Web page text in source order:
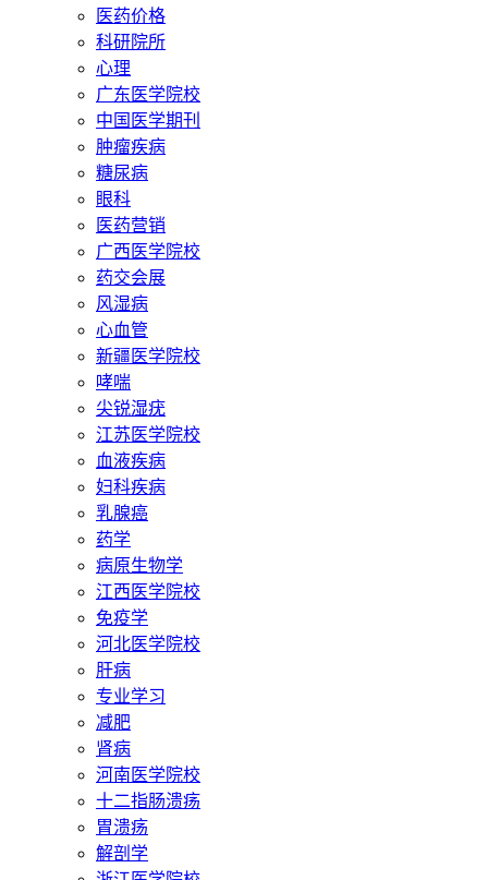
医药价格
科研院所
心理
广东医学院校
中国医学期刊
肿瘤疾病
糖尿病
眼科
医药营销
广西医学院校
药交会展
风湿病
心血管
新疆医学院校
哮喘
尖锐湿疣
江苏医学院校
血液疾病
妇科疾病
乳腺癌
药学
病原生物学
江西医学院校
免疫学
河北医学院校
肝病
专业学习
减肥
肾病
河南医学院校
十二指肠溃疡
胃溃疡
解剖学